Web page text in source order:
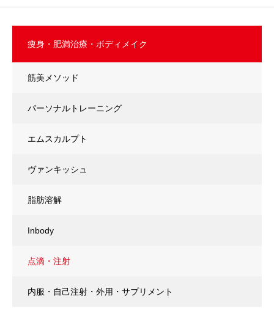
痩身・肥満治療・ボディメイク
筋美メソッド
パーソナルトレーニング
エムスカルプト
ヴァンキッシュ
脂肪溶解
Inbody
点滴・注射
内服・自己注射・外用・サプリメント